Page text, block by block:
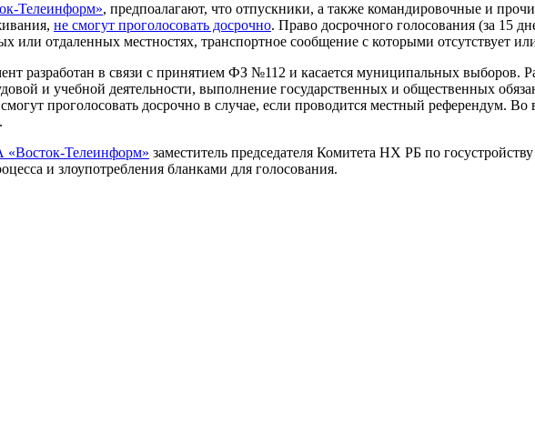
Телеинформ», предпоалагают, что отпускники, а также командировочные и
не смогут проголосовать досрочно. Право досрочного голосования (за 15
или отдаленных местностях, транспортное сообщение с которыми отсутствует
разработан в связи с принятием ФЗ №112 и касается муниципальных
и учебной деятельности, выполнение государственных и общественных
проголосовать досрочно в случае, если проводится местный референдум.
«Восток-Телеинформ» заместитель председателя Комитета НХ РБ по
и злоупотребления бланками для голосования.